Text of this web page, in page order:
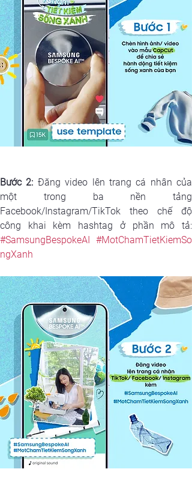
Bước 2: Đăng video lên trang cá nhân của
một trong ba nền tảng
Facebook/Instagram/TikTok theo chế độ
#SamsungBespokeAI #MotChamTietKiemSo
ngXanh